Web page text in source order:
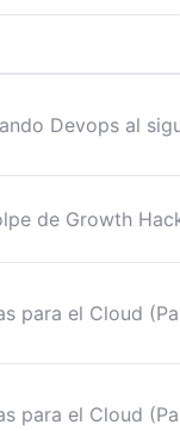
Devops al
de Growth
para el Cloud
para el Cloud